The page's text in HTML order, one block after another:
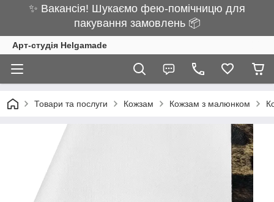
✨ Вакансія! Шукаємо фею-помічницю для
пакування замовлень 📦
Арт-студія Helgamade
Товари та послуги Кожзам Кожзам з малюнком